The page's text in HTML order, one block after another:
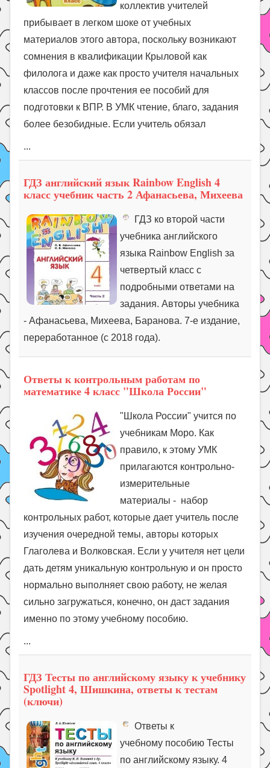
коллектив учителей
прибывает в легком шоке от учебных
материалов этого автора, поскольку возникают
сомнения в квалификации Крыловой как
филолога и даже как просто учителя начальных
классов после прочтения ее пособий для
подготовки к ВПР. В УМК чтение, благо, задания
более безобидные. Если учитель обязал
...
ГДЗ английский язык Rainbow English 4
класс учебник часть 2 Афанасьева, Михеева
ГДЗ ко второй части
учебника английского
языка Rainbow English за
четвертый класс с
подробными ответами на
задания. Авторы учебника
- Афанасьева, Михеева, Баранова. 7-е издание,
переработанное (с 2018 года).
Ответы к контрольным работам по
математике 4 класс "Школа России"
"Школа России" учится по
учебникам Моро. Как
правило, к этому УМК
прилагаются контрольно-
измерительные
материалы - набор
контрольных работ, которые дает учитель после
изучения очередной темы, авторы которых
Глаголева и Волковская. Если у учителя нет цели
дать детям уникальную контрольную и он просто
нормально выполняет свою работу, не желая
сильно загружаться, конечно, он даст задания
именно по этому учебному пособию.
...
ГДЗ Тесты по английскому языку к учебнику
Spotlight 4, Шишкина, ответы к тестам
(ключи)
Ответы к
учебному пособию Тесты
по английскому языку. 4